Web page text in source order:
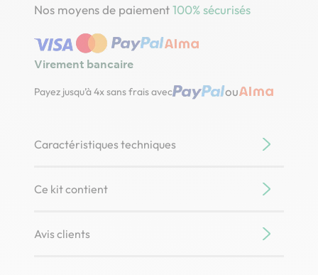
Nos moyens de paiement100% sécurisés
Virement bancaire
Payez jusqu’à 4x sans frais avec ou
Caractéristiques techniques
Ce kit contient
Avis clients